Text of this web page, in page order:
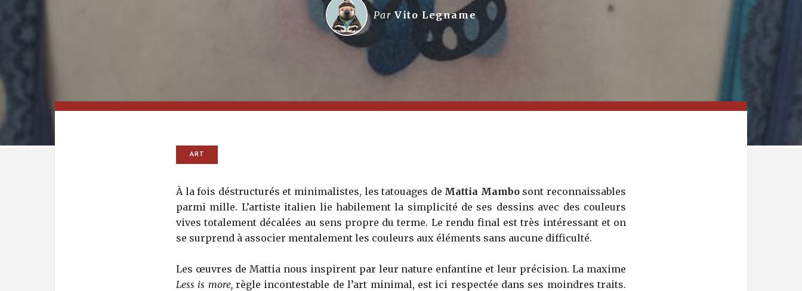
ParVito Legname
ART
À la fois déstructurés et minimalistes, les tatouages de Mattia Mambosont reconnaissables
parmi mille. L’artiste italien lie habilement la simplicité de ses dessins avec des couleurs
vives totalement décalées au sens propre du terme. Le rendu final est très intéressant et on
se surprend à associer mentalement les couleurs aux éléments sans aucune difficulté.
Les œuvres de Mattia nous inspirent par leur nature enfantine et leur précision. La maxime
Less is more,règle incontestable de l’art minimal, est ici respectée dans ses moindres traits.